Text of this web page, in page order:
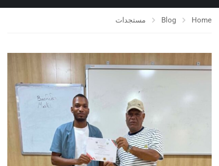
Home
Blog مستجدات